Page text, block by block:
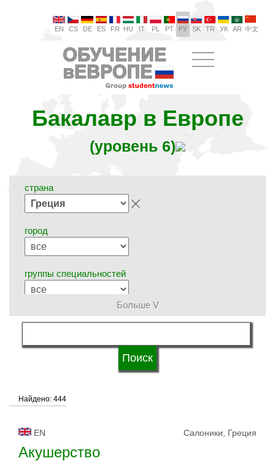
EN CS DE ES FR HU IT PL PT РУ SK TR УК AR 中文
Бакалавр в Европе
(уровень 6)
страна
город
группы специальностей
язык обучения
Больше V
Найдено: 444
EN Салоники, Греция
Акушерство